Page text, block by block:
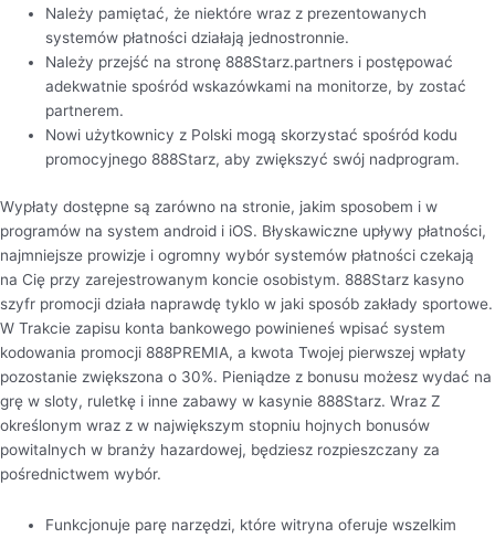
Należy pamiętać, że niektóre wraz z prezentowanych
systemów płatności działają jednostronnie.
Należy przejść na stronę 888Starz.partners i postępować
adekwatnie spośród wskazówkami na monitorze, by zostać
partnerem.
Nowi użytkownicy z Polski mogą skorzystać spośród kodu
promocyjnego 888Starz, aby zwiększyć swój nadprogram.
Wypłaty dostępne są zarówno na stronie, jakim sposobem i w
programów na system android i iOS. Błyskawiczne upływy płatności,
najmniejsze prowizje i ogromny wybór systemów płatności czekają
na Cię przy zarejestrowanym koncie osobistym. 888Starz kasyno
szyfr promocji działa naprawdę tyklo w jaki sposób zakłady sportowe.
W Trakcie zapisu konta bankowego powinieneś wpisać system
kodowania promocji 888PREMIA, a kwota Twojej pierwszej wpłaty
pozostanie zwiększona o 30%. Pieniądze z bonusu możesz wydać na
grę w sloty, ruletkę i inne zabawy w kasynie 888Starz. Wraz Z
określonym wraz z w największym stopniu hojnych bonusów
powitalnych w branży hazardowej, będziesz rozpieszczany za
pośrednictwem wybór.
Funkcjonuje parę narzędzi, które witryna oferuje wszelkim